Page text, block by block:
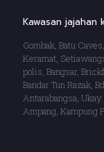
Kawasan jajahan
Gombak, Batu
Keramat,
polis, Bangsar,
Bandar Tun Razak,
Antarabangsa,
Ampang, Kampung